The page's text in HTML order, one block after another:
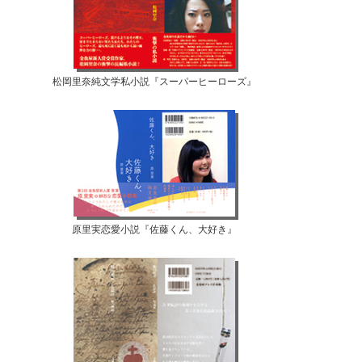
松岡里奈純文学私小説『スーパーヒーローズ』
原里実恋愛小説『佐藤くん、大好き』